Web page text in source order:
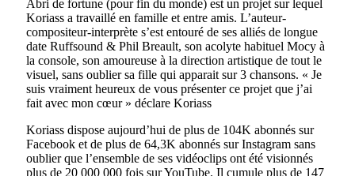
Abri de fortune (pour fin du monde) est un projet sur lequel
Koriass a travaillé en famille et entre amis. L’auteur-
compositeur-interprète s’est entouré de ses alliés de longue
date Ruffsound & Phil Breault, son acolyte habituel Mocy à
la console, son amoureuse à la direction artistique de tout le
visuel, sans oublier sa fille qui apparait sur 3 chansons. « Je
suis vraiment heureux de vous présenter ce projet que j’ai
fait avec mon cœur » déclare Koriass
Koriass dispose aujourd’hui de plus de 104K abonnés sur
Facebook et de plus de 64,3K abonnés sur Instagram sans
oublier que l’ensemble de ses vidéoclips ont été visionnés
plus de 20 000 000 fois sur YouTube. Il cumule plus de 147